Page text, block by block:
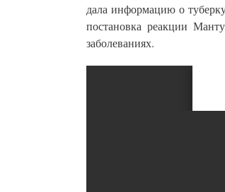
дала информацию о
постановка реакции
заболеваниях.